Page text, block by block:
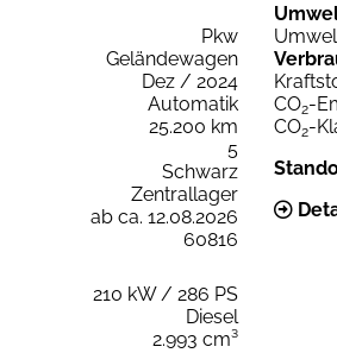
Pkw
Geländewagen
Dez / 2024
Automatik
25.200 km
5
Schwarz
Zentrallager
ab ca. 12.08.2026
60816
210 kW / 286 PS
Diesel
2.993 cm³
CO2-
CO2-